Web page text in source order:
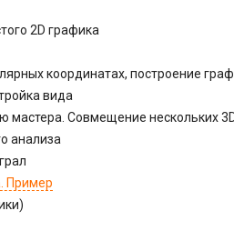
2D графика
координатах, построение
вида
мастера. Совмещение нескольких
анализа
Пример